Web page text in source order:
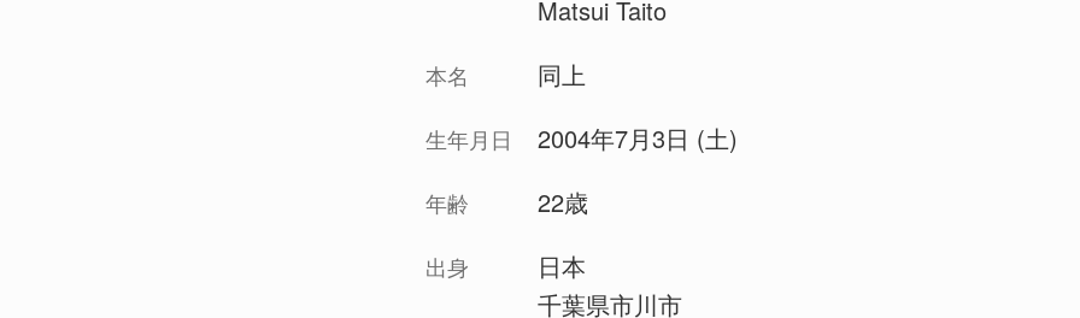
Matsui Taito
本名 同上
生年月日 2004年7月3日 (土)
年齢 22歳
出身
日本
千葉県市川市